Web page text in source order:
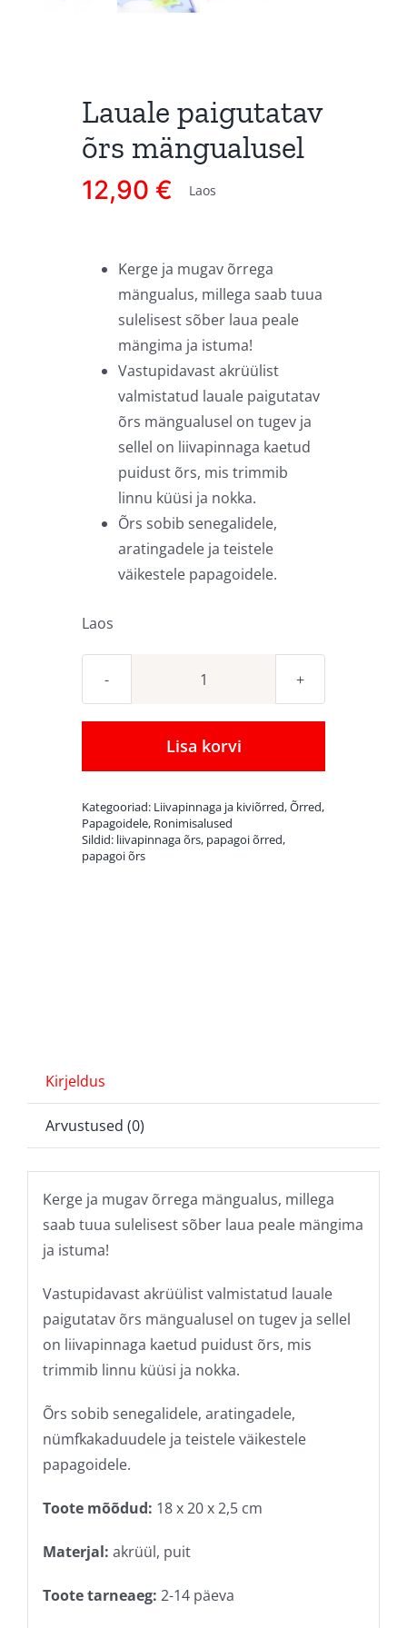
Lauale paigutatav
õrs mängualusel
12,90 € Laos
Kerge ja mugav õrrega
mängualus, millega saab tuua
sulelisest sõber laua peale
mängima ja istuma!
Vastupidavast akrüülist
valmistatud lauale paigutatav
õrs mängualusel on tugev ja
sellel on liivapinnaga kaetud
puidust õrs, mis trimmib
linnu küüsi ja nokka.
Õrs sobib senegalidele,
aratingadele ja teistele
väikestele papagoidele.
Laos
Lauale
õrs
mängualusel
Lisa korvi
Kategooriad: Liivapinnaga ja kiviõrred,Õrred,
Papagoidele, Ronimisalused
Sildid: liivapinnaga õrs, papagoi õrred,
papagoi õrs
Kirjeldus
Arvustused (0)
Kerge ja mugav õrrega mängualus, millega
saab tuua sulelisest sõber laua peale mängima
ja istuma!
Vastupidavast akrüülist valmistatud lauale
paigutatav õrs mängualusel on tugev ja sellel
on liivapinnaga kaetud puidust õrs, mis
trimmib linnu küüsi ja nokka.
Õrs sobib senegalidele, aratingadele,
nümfkakaduudele ja teistele väikestele
papagoidele.
Toote mõõdud: 18 x 20 x 2,5 cm
Materjal: akrüül, puit
Toote tarneaeg: 2-14 päeva